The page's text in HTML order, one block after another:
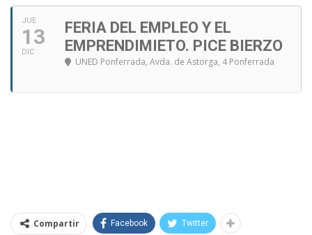
JUE
13
DIC
FERIA DEL EMPLEO Y EL
EMPRENDIMIETO. PICE BIERZO
UNED Ponferrada, Avda. de Astorga, 4 Ponferrada
Compartir Facebook Twitter